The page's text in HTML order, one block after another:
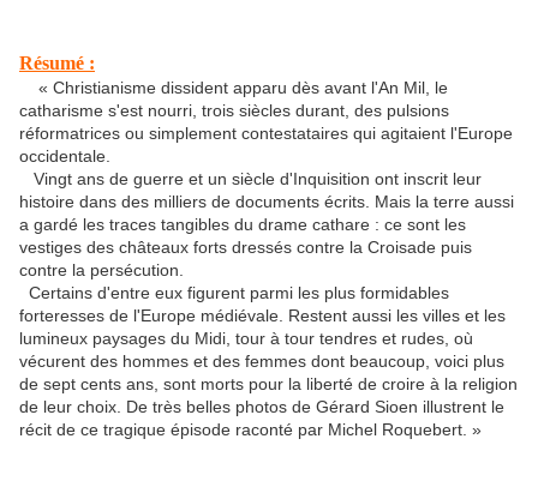
Résumé :
« Christianisme dissident apparu dès avant l'An Mil, le
catharisme s'est nourri, trois siècles durant, des pulsions
réformatrices ou simplement contestataires qui agitaient l'Europe
occidentale.
Vingt ans de guerre et un siècle d'Inquisition ont inscrit leur
histoire dans des milliers de documents écrits. Mais la terre aussi
a gardé les traces tangibles du drame cathare : ce sont les
vestiges des châteaux forts dressés contre la Croisade puis
contre la persécution.
Certains d'entre eux figurent parmi les plus formidables
forteresses de l'Europe médiévale. Restent aussi les villes et les
lumineux paysages du Midi, tour à tour tendres et rudes, où
vécurent des hommes et des femmes dont beaucoup, voici plus
de sept cents ans, sont morts pour la liberté de croire à la religion
de leur choix. De très belles photos de Gérard Sioen illustrent le
récit de ce tragique épisode raconté par Michel Roquebert. »